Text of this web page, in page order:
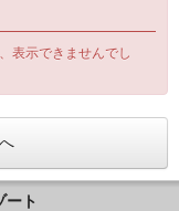
表示できませんでし
ート